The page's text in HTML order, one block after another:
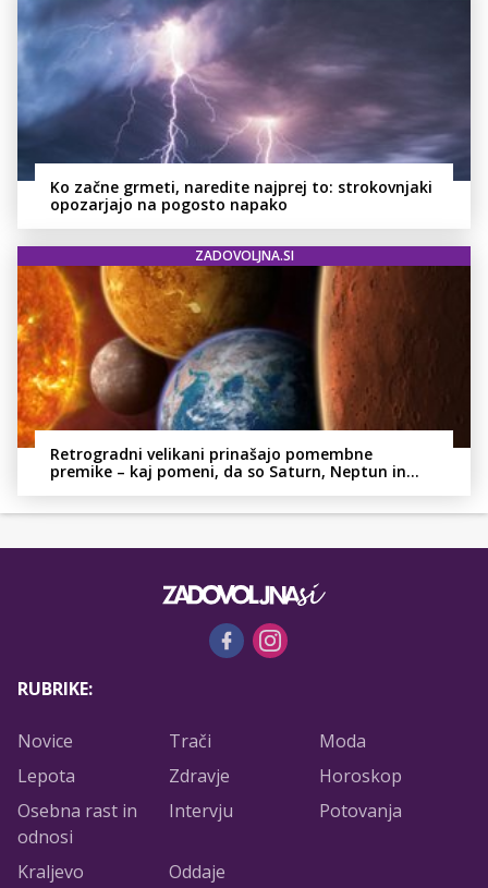
Ko začne grmeti, naredite najprej to: strokovnjaki
opozarjajo na pogosto napako
ZADOVOLJNA.SI
Retrogradni velikani prinašajo pomembne
premike – kaj pomeni, da so Saturn, Neptun in
RUBRIKE:
Novice Trači
Moda
Lepota
Zdravje
Horoskop
Osebna rast in
odnosi
Intervju Potovanja
Kraljevo Oddaje